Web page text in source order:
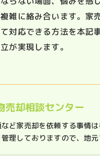
雑に絡み合います。
対応できる方法を本
が実現します。
売却相談センター
ど家売却を依頼する事情
理しておりますので、地